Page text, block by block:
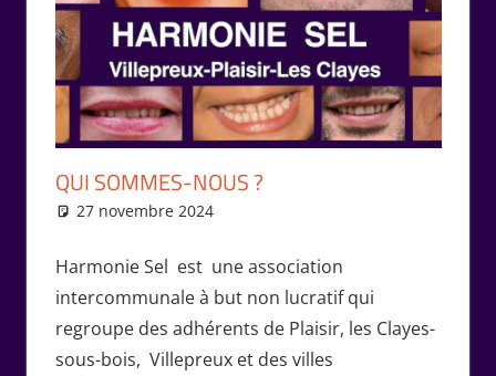
QUI SOMMES-NOUS ?
27 novembre 2024
Harmonie Sel est une association
intercommunale à but non lucratif qui
regroupe des adhérents de Plaisir, les Clayes-
sous-bois, Villepreux et des villes